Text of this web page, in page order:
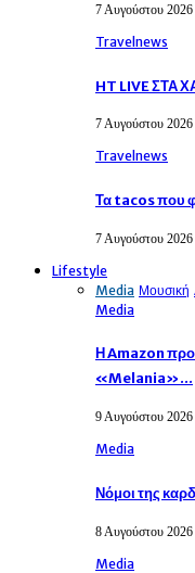
7 Αυγούστου 2026
Travelnews
HT LIVE ΣΤΑ
7 Αυγούστου 2026
Travelnews
Τα tacos που
7 Αυγούστου 2026
Lifestyle
Media Μουσική
Media
Η Amazon
«Melania»…
9 Αυγούστου 2026
Media
Νόμοι της
8 Αυγούστου 2026
Media